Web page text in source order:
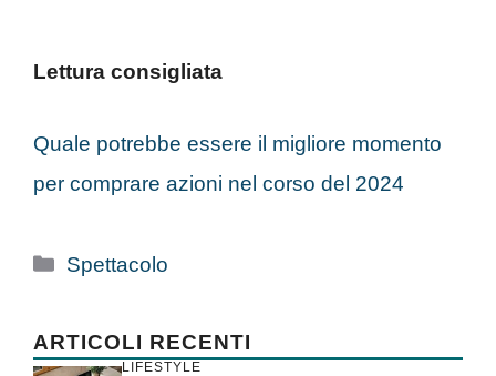
Lettura consigliata
Quale potrebbe essere il migliore momento
per comprare azioni nel corso del 2024
Categorie
Spettacolo
ARTICOLI RECENTI
LIFESTYLE